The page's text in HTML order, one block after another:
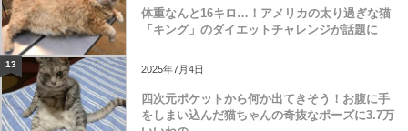
体重なんと16キロ…！アメリカの太り過ぎな猫
「キング」のダイエットチャレンジが話題に
13 2025年7月4日
四次元ポケットから何か出てきそう！お腹に手
をしまい込んだ猫ちゃんの奇抜なポーズに3.7万